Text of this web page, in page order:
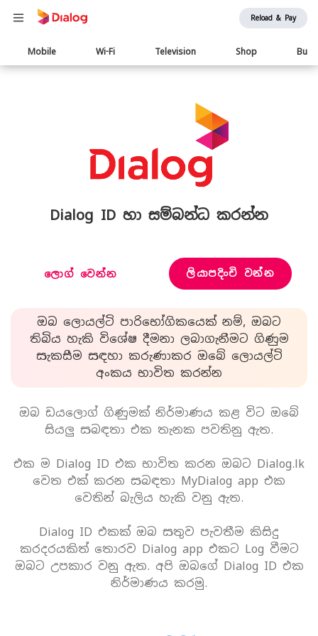
Reload & Pay
Main
navigation
Mobile Wi-Fi Television Shop
Dialog ID හා සම්බන්ධ කරන්න
ලොග් වෙන්න ලියාපදිංචි වන්න
ඔබ ලොයල්ටි පාරිභෝගිකයෙක් නම්, ඔබට
තිබිය හැකි විශේෂ දීමනා ලබාගැනීමට ගිණුම
සැකසීම සඳහා කරුණාකර ඔබේ ලොයල්ටි
අංකය භාවිත කරන්න
ඔබ ඩයලොග් ගිණුමක් නිර්මාණය කළ විට ඔබේ
සියලු සබඳතා එක තැනක පවතිනු ඇත.
එක ම Dialog ID එක භාවිත කරන ඔබට Dialog.lk
වෙත එක් කරන සබඳතා MyDialog app එක
වෙතින් බැලිය හැකි වනු ඇත.
Dialog ID එකක් ඔබ සතුව පැවතීම කිසිදු
කරදරයකිත් තොරව Dialog app එකට Log වීමට
ඔබට උපකාර වනු ඇත. අපි ඔබගේ Dialog ID එක
නිර්මාණය කරමු.